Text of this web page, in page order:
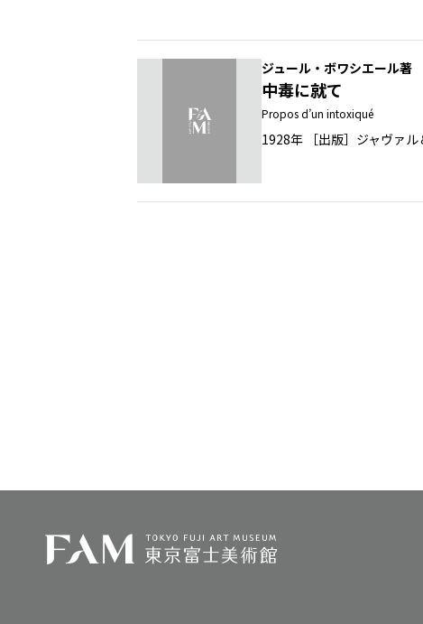
ジュール・ボワシエール
中毒に就て
Propos d’un intoxiqué
1928年 ［出版］ジャヴァ